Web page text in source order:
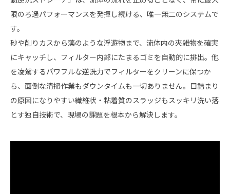
限のろ過パフォーマンスを発揮し続ける、唯一無二のシステムで
す。
砂や削りカスから藻のような浮遊物まで、流体内の夾雑物を確実
にキャッチし、フィルター内部にたまるゴミを自動的に排出。他
を凌駕するパワフルな逆洗力でフィルターをクリーンに保つか
ら、面倒な清掃作業もダウンタイムも一切ありません。目詰まり
の原因になりやすい繊維状・粘着質のスラッジもスッキリ洗い落
とす独自技術で、現場の課題を根本から解決します。